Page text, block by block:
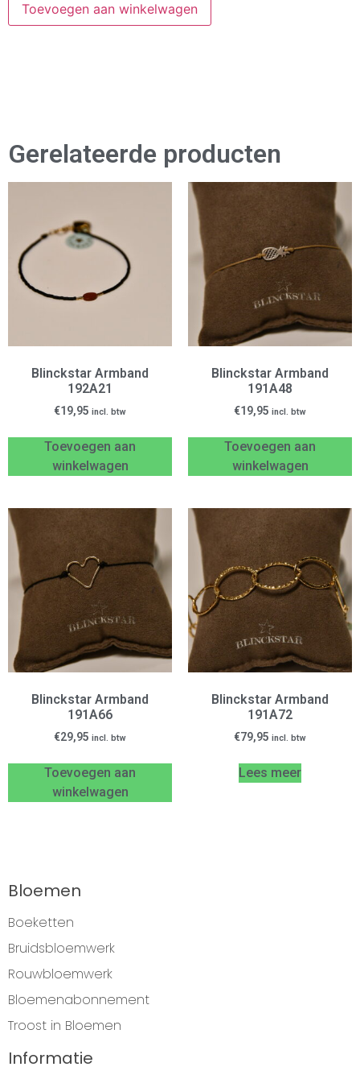
Toevoegen aan winkelwagen
Gerelateerde producten
Blinckstar Armband
192A21
€19,95 incl. btw
Toevoegen aan
winkelwagen
Blinckstar Armband
191A48
€19,95 incl. btw
Toevoegen aan
winkelwagen
Blinckstar Armband
191A66
€29,95 incl. btw
Toevoegen aan
winkelwagen
Blinckstar Armband
191A72
€79,95 incl. btw
Lees meer
Bloemen
Boeketten
Bruidsbloemwerk
Rouwbloemwerk
Bloemenabonnement
Troost in Bloemen
Informatie